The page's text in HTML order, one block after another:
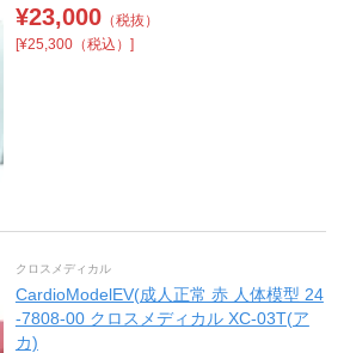
¥23,000（税抜）
[¥25,300（税込）]
クロスメディカル
CardioModelEV(成人正常 赤 人体模型 24
-7808-00 クロスメディカル XC-03T(ア
カ)